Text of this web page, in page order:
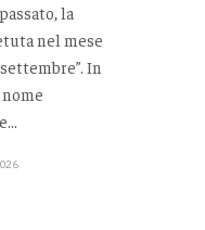
la
nel mese
In